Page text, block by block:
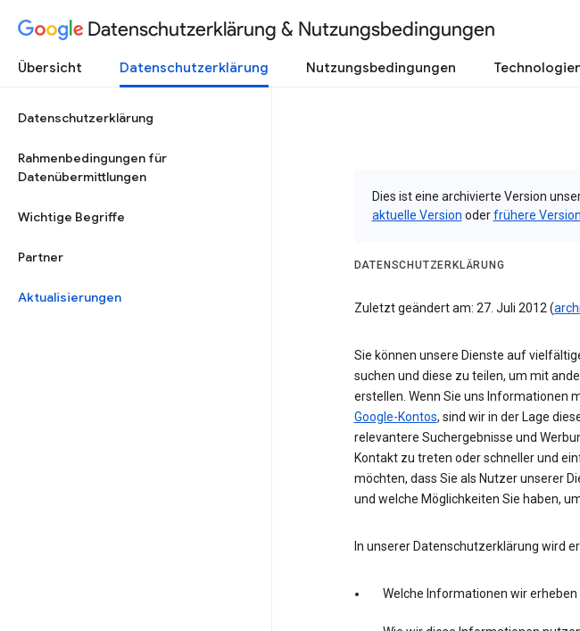
Datenschutzerklärung & Nutzungsbedingungen
Übersicht Datenschutzerklärung Nutzungsbedingungen
Datenschutzerklärung
Rahmenbedingungen für
Datenübermittlungen
Wichtige Begriffe
Partner
Aktualisierungen
Dies ist eine archivierte Version
aktuelle Version oderfrühere
DATENSCHUTZERKLÄRUNG
Zuletzt geändert am: 27. Juli 2012 (
Sie können unsere Dienste auf
suchen und diese zu teilen, um mit
erstellen. Wenn Sie uns Informationen
Google-Kontos, sind wir in der Lage
relevantere Suchergebnisse und
Kontakt zu treten oder schneller und
möchten, dass Sie als Nutzer unserer
und welche Möglichkeiten Sie haben,
In unserer Datenschutzerklärung wird
Welche Informationen wir erheben